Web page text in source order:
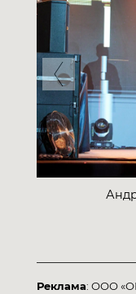
Previous
Реклама: ООО